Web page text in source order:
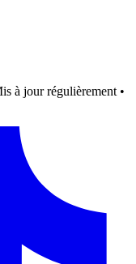
à jour régulièrement •